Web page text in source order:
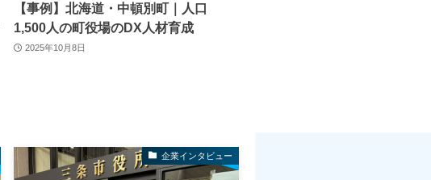
【事例】北海道・中頓別町｜人口
1,500人の町役場のDX人材育成
2025年10月8日
企業インタビュー